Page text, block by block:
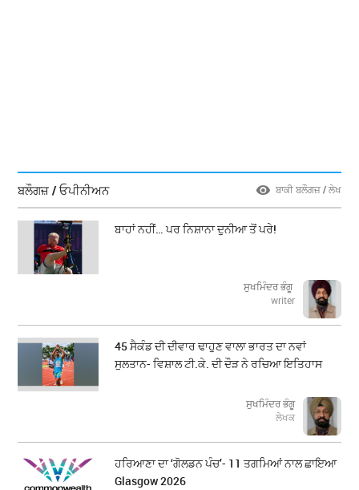
ਬਲੌਗਜ਼ / ਓਪੀਨੀਅਨ ਬਾਕੀ ਬਲੌਗਜ਼ / ਲੇਖ
ਬਾਹਾਂ ਨਹੀਂ… ਪਰ ਨਿਸ਼ਾਨਾ ਦੁਨੀਆ ਤੋਂ ਪਰੇ!
ਸੁਖਮਿੰਦਰ ਭੰਗੂ
writer
45 ਸੈਕੰਡ ਦੀ ਦੀਵਾਰ ਢਾਹੁਣ ਵਾਲਾ ਭਾਰਤ ਦਾ ਨਵਾਂ
ਸੁਲਤਾਨ- ਵਿਸ਼ਾਲ ਟੀ.ਕੇ. ਦੀ ਦੌੜ ਨੇ ਰਚਿਆ ਇਤਿਹਾਸ
ਸੁਖਮਿੰਦਰ ਭੰਗੂ
ਲੇਖਕ
ਹਰਿਆਣਾ ਦਾ ‘ਗੋਲਡਨ ਪੰਚ’- 11 ਤਗਮਿਆਂ ਨਾਲ ਛਾਇਆ
Glasgow 2026